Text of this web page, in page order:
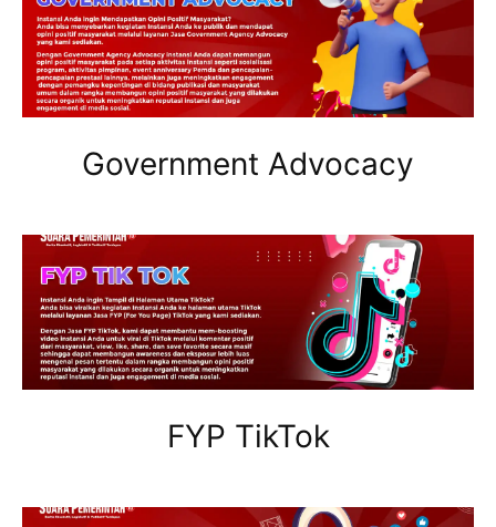
Government Advocacy
FYP TikTok